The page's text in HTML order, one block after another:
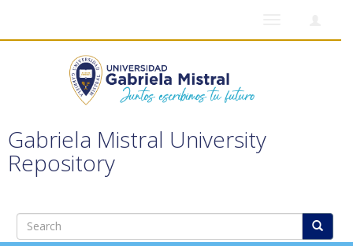
Gabriela Mistral University
Repository